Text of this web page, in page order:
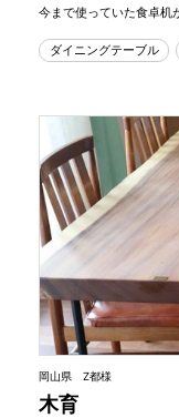
今まで使っていた食卓机
ダイニングテーブル
岡山県 Z都様
木育